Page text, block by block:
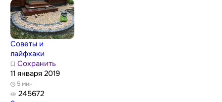
Советы и
лайфхаки
Сохранить
11 января 2019
5 мин
245672